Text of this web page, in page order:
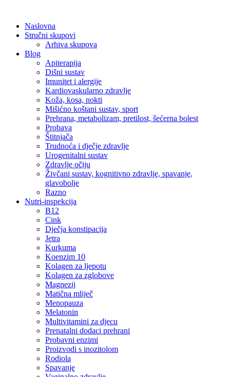
contentNaslovna
Stručni skupovi
Arhiva skupova
Blog
Apiterapija
Dišni sustav
Imunitet i alergije
Kardiovaskularno zdravlje
Koža, kosa, nokti
Mišićno koštani sustav, sport
Prehrana, metabolizam, pretilost, šećerna bolest
Probava
Štitnjača
Trudnoća i dječje zdravlje
Urogenitalni sustav
Zdravlje očiju
Živčani sustav, kognitivno zdravlje, spavanje,
glavobolje
Razno
Nutri-inspekcija
B12
Cink
Dječja konstipacija
Jetra
Kurkuma
Koenzim 10
Kolagen za ljepotu
Kolagen za zglobove
Magnezij
Matična mliječ
Menopauza
Melatonin
Multivitamini za djecu
Prenatalni dodaci prehrani
Probavni enzimi
Proizvodi s inozitolom
Rodiola
Spavanje